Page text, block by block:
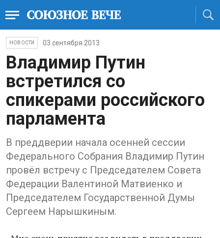
НОВОСТИ 03 сентября 2013
Владимир Путин
встретился со
спикерами российского
парламента
В преддверии начала осенней сессии
Федерального Собрания Владимир Путин
провёл встречу с Председателем Совета
Федерации Валентиной Матвиенко и
Председателем Государственной Думы
Сергеем Нарышкиным.